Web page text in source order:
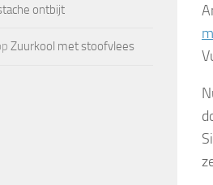
ontbijt
Zuurkool met stoofvlees